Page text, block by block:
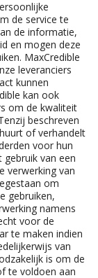
de service te
de informatie,
en mogen deze
MaxCredible
leveranciers
kunnen
kan ook
om de kwaliteit
beschreven
of verhandelt
voor hun
van een
verwerking van
om
gebruiken,
namens
voor de
te maken indien
van
is om de
te voldoen aan